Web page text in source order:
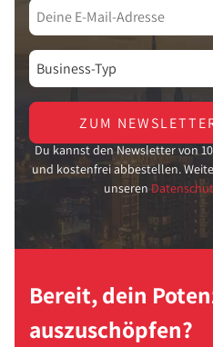
ZUM
Du kannst den Newsletter von
und kostenfrei abbestellen.
unseren
Bereit, dein
auszuschöpfen?